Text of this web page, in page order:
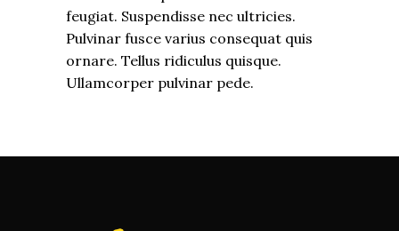
feugiat. Suspendisse nec ultricies.
Pulvinar fusce varius consequat quis
ornare. Tellus ridiculus quisque.
Ullamcorper pulvinar pede.